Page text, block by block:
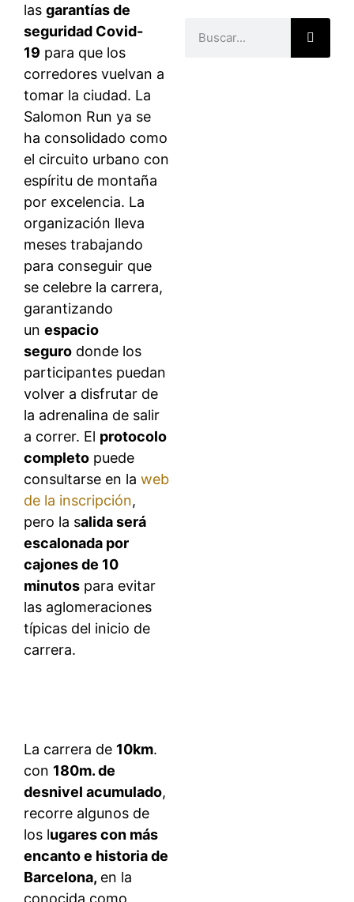
las garantías de
seguridad Covid-
19 para que los
corredores vuelvan a
tomar la ciudad. La
Salomon Run ya se
ha consolidado como
el circuito urbano con
espíritu de montaña
por excelencia. La
organización lleva
meses trabajando
para conseguir que
se celebre la carrera,
garantizando
un espacio
seguro donde los
participantes puedan
volver a disfrutar de
la adrenalina de salir
a correr. El protocolo
completo puede
consultarse en la web
de la inscripción,
pero la salida será
escalonada por
cajones de 10
minutos para evitar
las aglomeraciones
típicas del inicio de
carrera.
La carrera de 10km.
con 180m. de
desnivel acumulado,
recorre algunos de
los lugares con más
encanto e historia de
Barcelona, en la